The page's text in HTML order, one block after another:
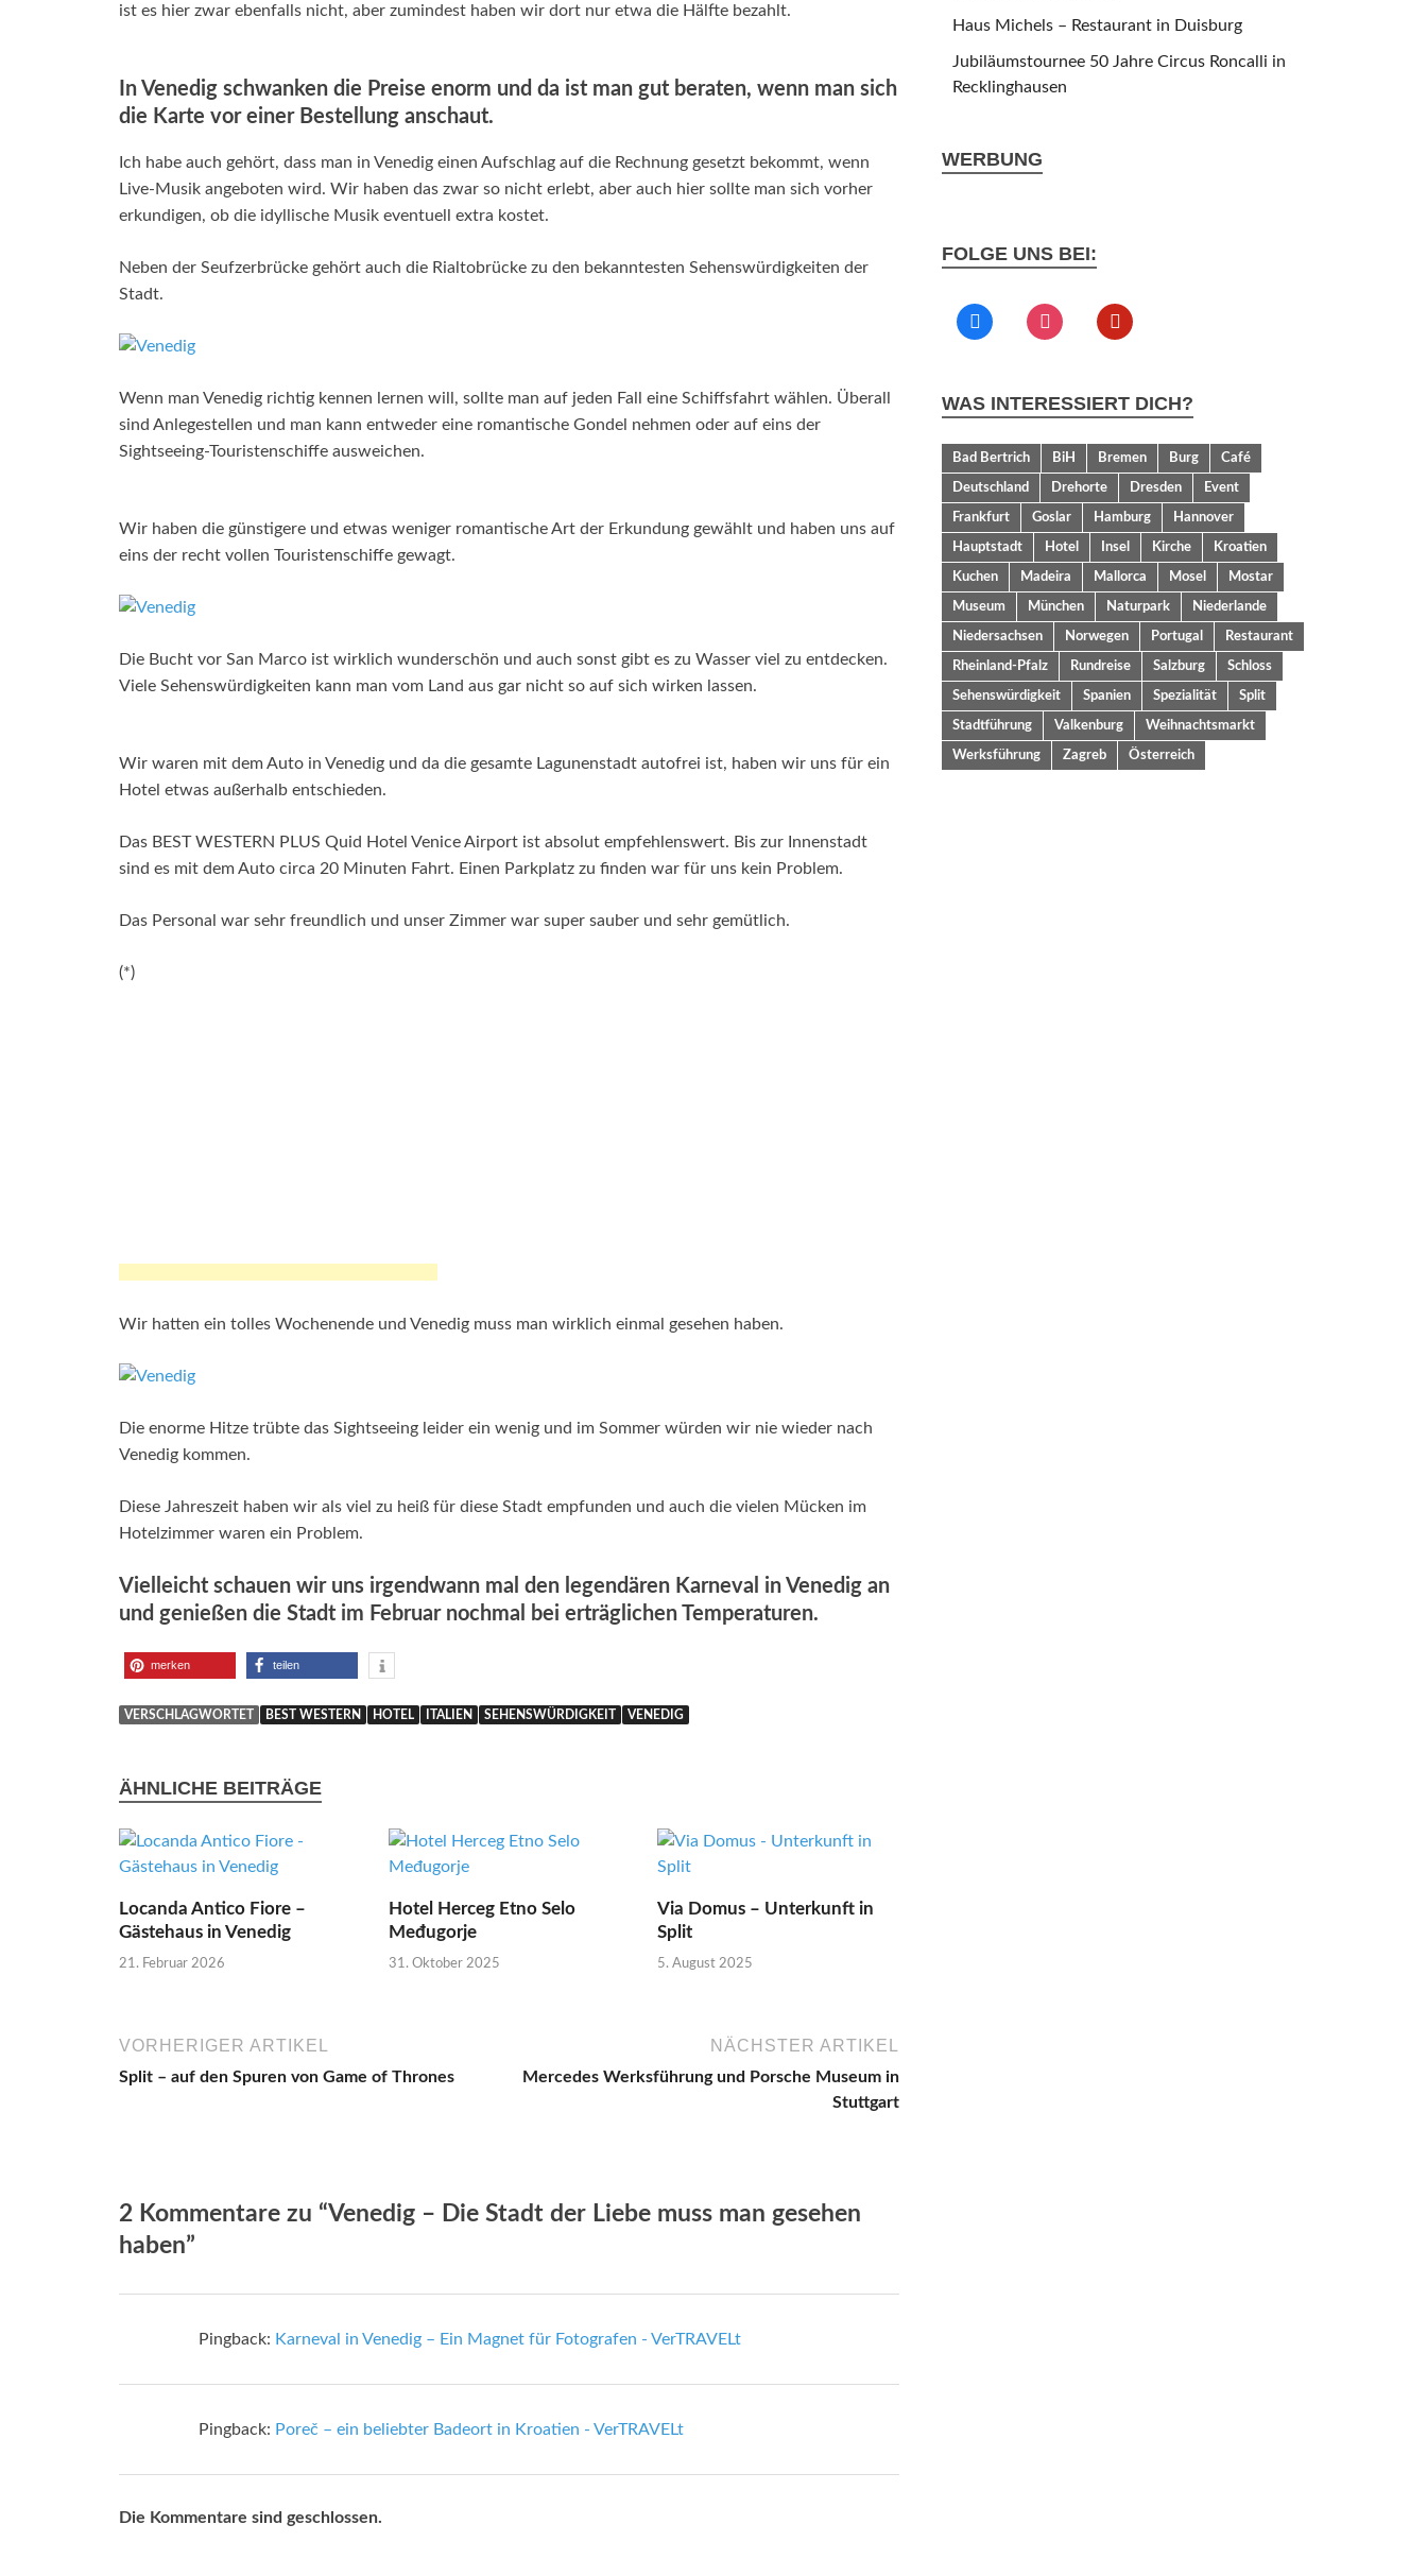
ist es hier zwar ebenfalls nicht, aber zumindest haben wir dort nur etwa die Hälfte bezahlt.
In Venedig schwanken die Preise enorm und da ist man gut beraten, wenn man sich
die Karte vor einer Bestellung anschaut.
Ich habe auch gehört, dass man in Venedig einen Aufschlag auf die Rechnung gesetzt bekommt, wenn
Live-Musik angeboten wird. Wir haben das zwar so nicht erlebt, aber auch hier sollte man sich vorher
erkundigen, ob die idyllische Musik eventuell extra kostet.
Neben der Seufzerbrücke gehört auch die Rialtobrücke zu den bekanntesten Sehenswürdigkeiten der
Stadt.
Wenn man Venedig richtig kennen lernen will, sollte man auf jeden Fall eine Schiffsfahrt wählen. Überall
sind Anlegestellen und man kann entweder eine romantische Gondel nehmen oder auf eins der
Sightseeing-Touristenschiffe ausweichen.
Wir haben die günstigere und etwas weniger romantische Art der Erkundung gewählt und haben uns auf
eins der recht vollen Touristenschiffe gewagt.
Die Bucht vor San Marco ist wirklich wunderschön und auch sonst gibt es zu Wasser viel zu entdecken.
Viele Sehenswürdigkeiten kann man vom Land aus gar nicht so auf sich wirken lassen.
Wir waren mit dem Auto in Venedig und da die gesamte Lagunenstadt autofrei ist, haben wir uns für ein
Hotel etwas außerhalb entschieden.
Das BEST WESTERN PLUS Quid Hotel Venice Airport ist absolut empfehlenswert. Bis zur Innenstadt
sind es mit dem Auto circa 20 Minuten Fahrt. Einen Parkplatz zu finden war für uns kein Problem.
Das Personal war sehr freundlich und unser Zimmer war super sauber und sehr gemütlich.
(*)
Wir hatten ein tolles Wochenende und Venedig muss man wirklich einmal gesehen haben.
Die enorme Hitze trübte das Sightseeing leider ein wenig und im Sommer würden wir nie wieder nach
Venedig kommen.
Diese Jahreszeit haben wir als viel zu heiß für diese Stadt empfunden und auch die vielen Mücken im
Hotelzimmer waren ein Problem.
Vielleicht schauen wir uns irgendwann mal den legendären Karneval in Venedig an
und genießen die Stadt im Februar nochmal bei erträglichen Temperaturen.
merken teilen
VERSCHLAGWORTET BEST WESTERN HOTEL ITALIEN SEHENSWÜRDIGKEIT VENEDIG
ÄHNLICHE BEITRÄGE
Locanda Antico Fiore –
Gästehaus in Venedig
21. Februar 2026
Hotel Herceg Etno Selo
Međugorje
31. Oktober 2025
Via Domus – Unterkunft in
Split
5. August 2025
VORHERIGER ARTIKEL
Split – auf den Spuren von Game of Thrones
NÄCHSTER ARTIKEL
Mercedes Werksführung und Porsche Museum in
Stuttgart
2 Kommentare zu “Venedig – Die Stadt der Liebe muss man gesehen
haben”
Pingback: Karneval in Venedig – Ein Magnet für Fotografen - VerTRAVELt
Pingback: Poreč – ein beliebter Badeort in Kroatien - VerTRAVELt
Die Kommentare sind geschlossen.
Haus Michels – Restaurant in Duisburg
Jubiläumstournee 50 Jahre Circus Roncalli in
Recklinghausen
WERBUNG
FOLGE UNS BEI:
WAS INTERESSIERT DICH?
Bad Bertrich BiH Bremen Burg
Café
Deutschland
Drehorte Dresden
Event
Frankfurt
Goslar Hamburg
Hannover
Hauptstadt
Hotel Insel Kirche
Kroatien
Kuchen
Madeira Mallorca Mosel
Mostar
Museum
München Naturpark
Niederlande
Niedersachsen
Norwegen Portugal
Restaurant
Rheinland-Pfalz
Rundreise Salzburg
Schloss
Sehenswürdigkeit
Spanien Spezialität
Split
Stadtführung
Valkenburg
Weihnachtsmarkt
Werksführung
Zagreb Österreich